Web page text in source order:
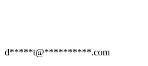
d*****t@**********.com